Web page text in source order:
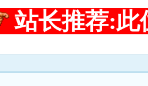
站长推荐:此